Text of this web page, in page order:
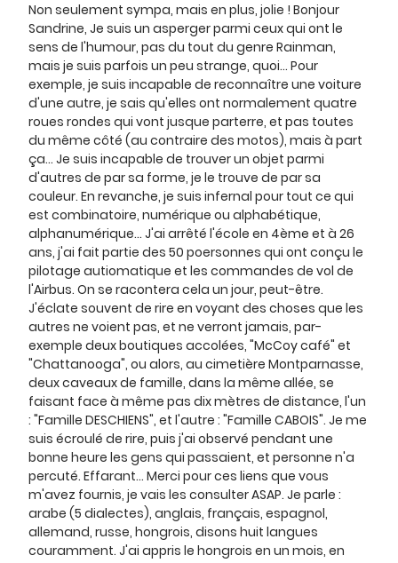
Non seulement sympa, mais en plus, jolie ! Bonjour
Sandrine, Je suis un asperger parmi ceux qui ont le
sens de l'humour, pas du tout du genre Rainman,
mais je suis parfois un peu strange, quoi... Pour
exemple, je suis incapable de reconnaître une voiture
d'une autre, je sais qu'elles ont normalement quatre
roues rondes qui vont jusque parterre, et pas toutes
du même côté (au contraire des motos), mais à part
ça... Je suis incapable de trouver un objet parmi
d'autres de par sa forme, je le trouve de par sa
couleur. En revanche, je suis infernal pour tout ce qui
est combinatoire, numérique ou alphabétique,
alphanumérique... J'ai arrêté l'école en 4ème et à 26
ans, j'ai fait partie des 50 poersonnes qui ont conçu le
pilotage autiomatique et les commandes de vol de
l'Airbus. On se racontera cela un jour, peut-être.
J'éclate souvent de rire en voyant des choses que les
autres ne voient pas, et ne verront jamais, par-
exemple deux boutiques accolées, "McCoy café" et
"Chattanooga", ou alors, au cimetière Montparnasse,
deux caveaux de famille, dans la même allée, se
faisant face à même pas dix mètres de distance, l'un
: "Famille DESCHIENS", et l'autre : "Famille CABOIS". Je me
suis écroulé de rire, puis j'ai observé pendant une
bonne heure les gens qui passaient, et personne n'a
percuté. Effarant... Merci pour ces liens que vous
m'avez fournis, je vais les consulter ASAP. Je parle :
arabe (5 dialectes), anglais, français, espagnol,
allemand, russe, hongrois, disons huit langues
couramment. J'ai appris le hongrois en un mois, en